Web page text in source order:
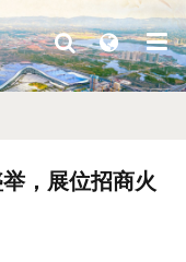
，展位招商火